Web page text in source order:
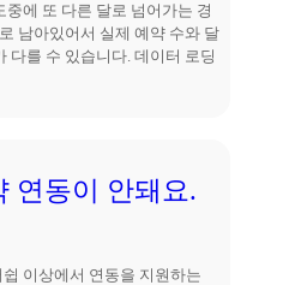
에 또 다른 달로 넘어가는 경
남아있어서 실제 예약 수와 달
다를 수 있습니다. 데이터 로딩
연동이 안돼요.
이상에서 연동을 지원하는